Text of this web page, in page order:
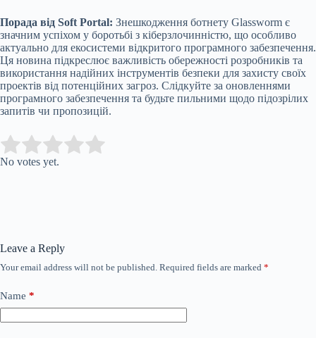
Порада від Soft Portal: Знешкодження ботнету Glassworm є
значним успіхом у боротьбі з кіберзлочинністю, що особливо
актуально для екосистеми відкритого програмного забезпечення.
Ця новина підкреслює важливість обережності розробників та
використання надійних інструментів безпеки для захисту своїх
проектів від потенційних загроз. Слідкуйте за оновленнями
програмного забезпечення та будьте пильними щодо підозрілих
запитів чи пропозицій.
Rate this item:
No votes yet.
Leave a Reply
Your email address will not be published. Required fields are marked *
Name *